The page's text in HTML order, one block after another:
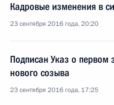
Кадровые изменения в
23 сентября 2016 года, 20:20
Подписан Указ о первом
нового созыва
23 сентября 2016 года, 17:25